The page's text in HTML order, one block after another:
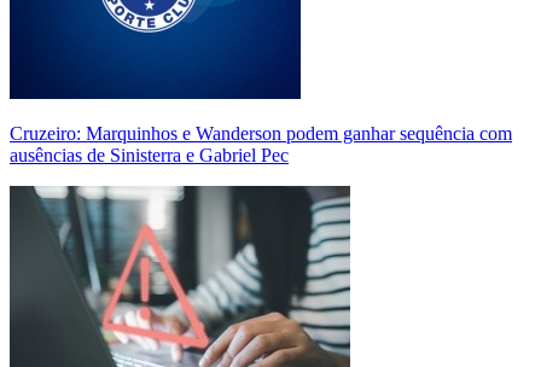
Cruzeiro: Marquinhos e Wanderson podem ganhar sequência com
ausências de Sinisterra e Gabriel Pec